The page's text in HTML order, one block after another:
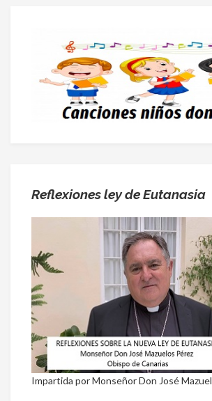
Reflexiones ley de Eutanasia
Impartida por Monseñor Don José